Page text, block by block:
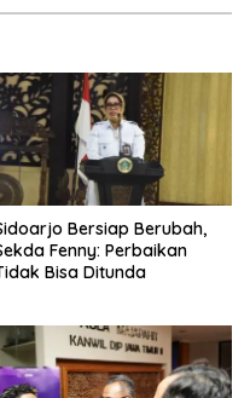
Bersiap Berubah,
Fenny: Perbaikan
Bisa Ditunda